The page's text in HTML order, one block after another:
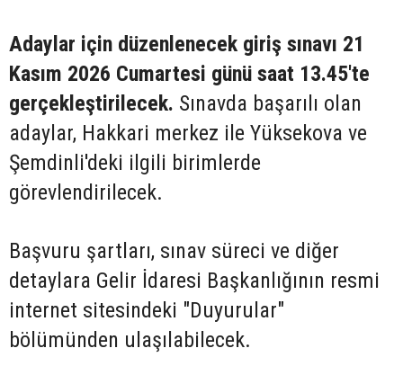
Adaylar için düzenlenecek giriş sınavı 21
Kasım 2026 Cumartesi günü saat 13.45'te
gerçekleştirilecek. Sınavda başarılı olan
adaylar, Hakkari merkez ile Yüksekova ve
Şemdinli'deki ilgili birimlerde
görevlendirilecek.
Başvuru şartları, sınav süreci ve diğer
detaylara Gelir İdaresi Başkanlığının resmi
internet sitesindeki "Duyurular"
bölümünden ulaşılabilecek.